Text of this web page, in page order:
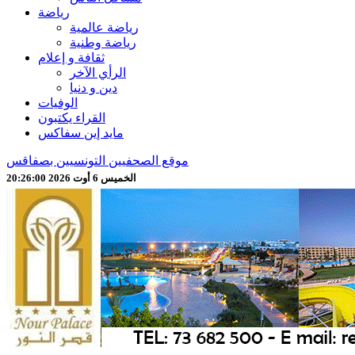
رياضة
رياضة عالمية
رياضة وطنية
ثقافة و إعلام
الرأي الآخر
دين و دنيا
الوفيات
القراء يكتبون
مايد إين سفاكس
موقع الصحفيين التونسيين بصفاقس
الخميس 6 أوت 2026 20:26:02